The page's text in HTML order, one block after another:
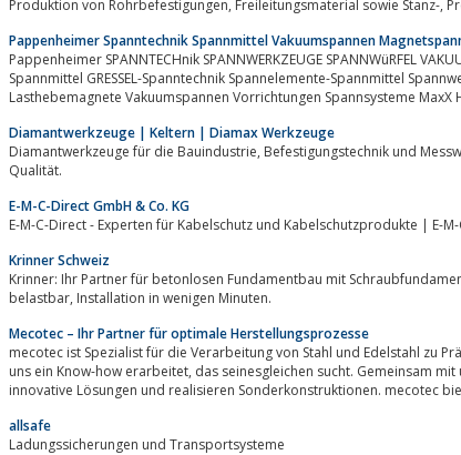
Pappenheimer Spanntechnik Spannmittel Vakuumspannen
Pappenheimer SPANNTECHnik SPANNWERKZEUGE SPANNWüRFEL
Spannmittel GRESSEL-Spanntechnik Spannelemente-Spannmittel
Lasthebemagnete Vakuumspannen Vorrichtungen Spannsysteme
Diamantwerkzeuge | Keltern | Diamax Werkzeuge
Diamantwerkzeuge für die Bauindustrie, Befestigungstechnik und Messwerkzeuge alles aus einer Hand ihr Partner für
Qualität.
E-M-C-Direct GmbH & Co. KG
E-M-C-Direct - Experten für Kabelschutz und Kabelschutzprodukte | E-
Krinner Schweiz
Krinner: Ihr Partner für betonlosen Fundamentbau mit
belastbar, Installation in wenigen Minuten.
Mecotec – Ihr Partner für optimale Herstellungsprozesse
mecotec ist Spezialist für die Verarbeitung von Stahl und Edelstahl zu
uns ein Know-how erarbeitet, das seinesgleichen sucht. Gemeinsam mit unseren Kunden entwickeln wir immer wieder neue,
innovative Lösungen und realisieren Sonderkonstruktionen. mecotec
allsafe
Ladungssicherungen und Transportsysteme